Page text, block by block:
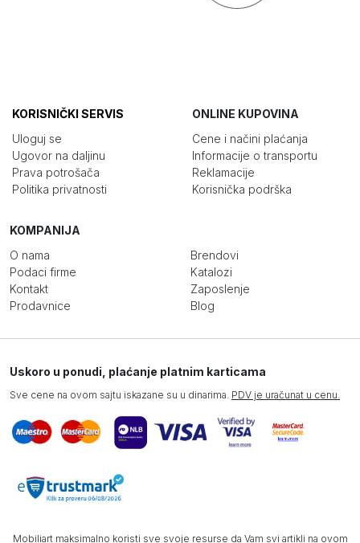
KORISNIČKI SERVIS
Uloguj se
Ugovor na daljinu
Prava potrošača
Politika privatnosti
ONLINE KUPOVINA
Cene i načini plaćanja
Informacije o transportu
Reklamacije
Korisnička podrška
KOMPANIJA
O nama
Podaci firme
Kontakt
Prodavnice
Brendovi
Katalozi
Zaposlenje
Blog
Uskoro u ponudi, plaćanje platnim karticama
Sve cene na ovom sajtu iskazane su u dinarima. PDV je uračunat u cenu.
Mobiliart maksimalno koristi sve svoje resurse da Vam svi artikli na ovom